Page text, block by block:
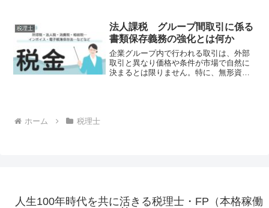
させて建築できるようにする仕組みで
す。この後退部分は建築に...
税理士
法人課税 グループ間取引に係る
書類保存義務の強化とは何か
企業グループ内で行われる取引は、外部
取引と異なり価格や条件が市場で自然に
決まるとは限りません。特に、無形資産
ホーム
税理士
人生100年時代を共に活きる税理士・FP（本格稼働